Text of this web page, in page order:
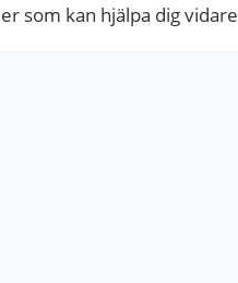
som kan hjälpa dig